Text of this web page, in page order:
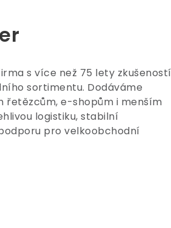
s více než 75 lety zkušeností
sortimentu. Dodáváme
e-shopům i menším
logistiku, stabilní
pro velkoobchodní